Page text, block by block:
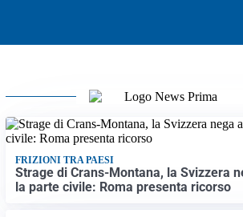
FRIZIONI TRA PAESI
Strage di Crans-Montana, la Svizzera
la parte civile: Roma presenta ricorso